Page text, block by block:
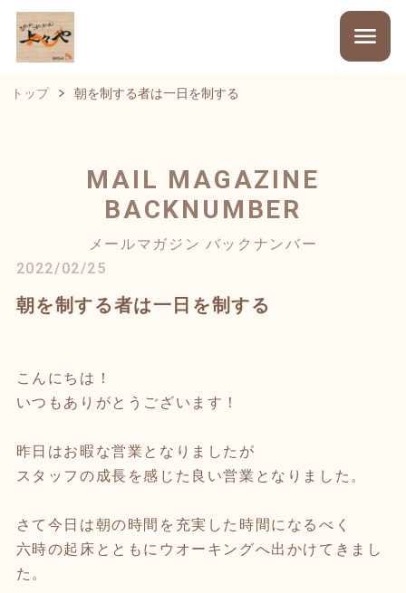
トップ 朝を制する者は一日を制する
MAIL MAGAZINE
BACKNUMBER
メールマガジン バックナンバー
2022/02/25
朝を制する者は一日を制する
こんにちは！
いつもありがとうございます！
昨日はお暇な営業となりましたが
スタッフの成長を感じた良い営業となりました。
さて今日は朝の時間を充実した時間になるべく
六時の起床とともにウオーキングへ出かけてきまし
た。